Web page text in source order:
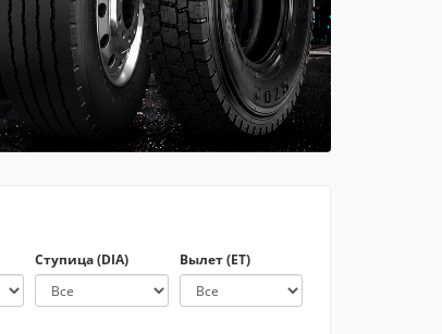
Ступица (DIA) Вылет (ET)